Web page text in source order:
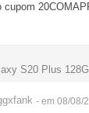
cupom
S20 Plus
- em 08/08/